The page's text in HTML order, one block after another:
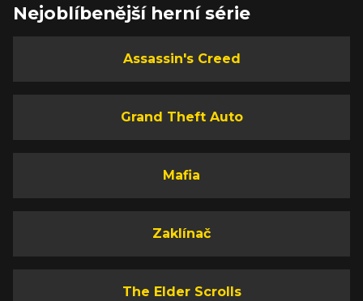
Nejoblíbenější herní série
Assassin's Creed
Grand Theft Auto
Mafia
Zaklínač
The Elder Scrolls